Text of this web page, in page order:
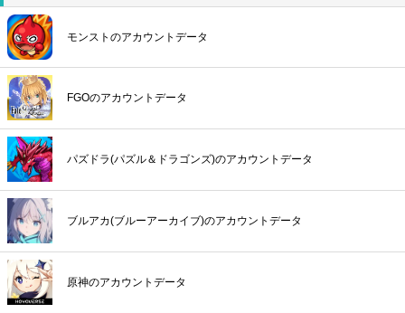
モンストのアカウントデータ
FGOのアカウントデータ
パズドラ(パズル＆ドラゴンズ)のアカウントデータ
ブルアカ(ブルーアーカイブ)のアカウントデータ
原神のアカウントデータ